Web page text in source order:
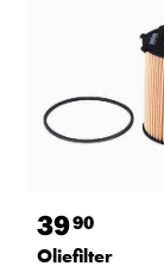
3990
Oliefilter